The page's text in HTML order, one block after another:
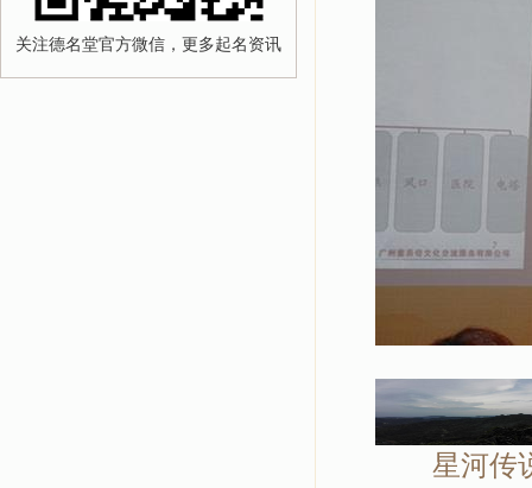
关注德名堂官方微信，更多起名资讯
星河传说